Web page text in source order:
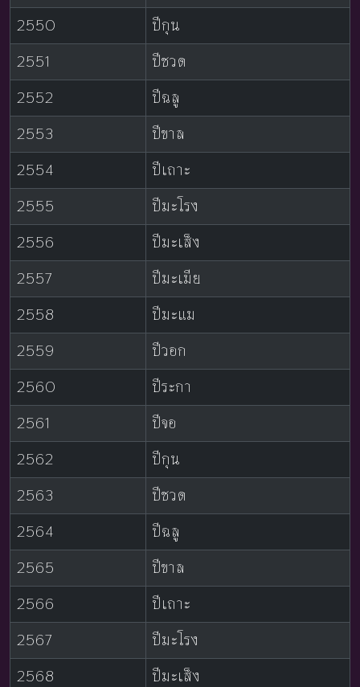
2550
ปีกุน
2551
ปีชวด
2552
ปีฉลู
2553
ปีขาล
2554
ปีเถาะ
2555
ปีมะโรง
2556
ปีมะเส็ง
2557
ปีมะเมีย
2558
ปีมะแม
2559
ปีวอก
2560
ปีระกา
2561
ปีจอ
2562
ปีกุน
2563
ปีชวด
2564
ปีฉลู
2565
ปีขาล
2566
ปีเถาะ
2567
ปีมะโรง
2568
ปีมะเส็ง